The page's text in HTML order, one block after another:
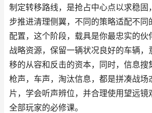
制定转移路线，是抢占中心点以求稳固
步推进清理侧翼，不同的策略适配不同
配置，这个阶段，载具是你最忠实的伙
战略资源，保留一辆状况良好的车辆，
移的从容和反击的资本，同时，信息搜
枪声，车声，淘汰信息，都是拼凑战场
片，学会听声辨位，并合理使用望远镜
全部玩家的必修课。